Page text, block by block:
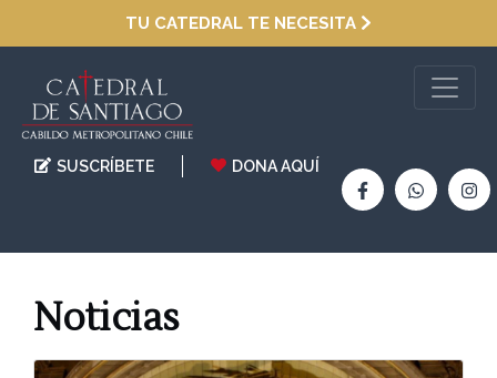
TU CATEDRAL TE NECESITA
SUSCRÍBETE DONA AQUÍ
Noticias